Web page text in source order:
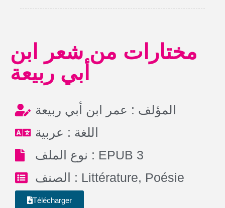
مختارات من شعر ابن
أبي ربيعة
المؤلف : عمر ابن أبي ربيعة
اللغة : عربية
نوع الملف : EPUB 3
الصنف : Littérature, Poésie
Télécharger